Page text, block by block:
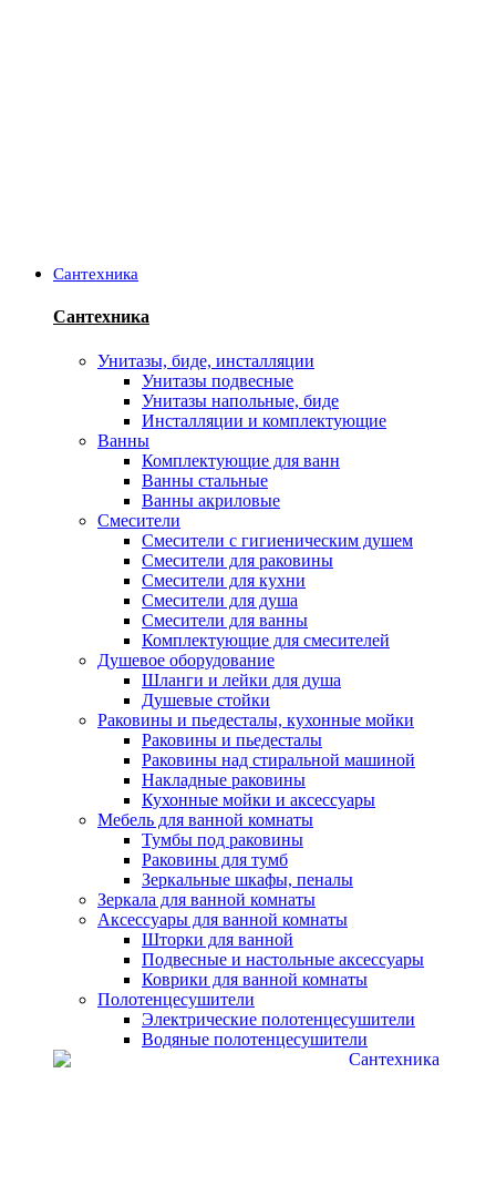
Сантехника
Сантехника
Унитазы, биде, инсталляции
Унитазы подвесные
Унитазы напольные, биде
Инсталляции и комплектующие
Ванны
Комплектующие для ванн
Ванны стальные
Ванны акриловые
Смесители
Смесители с гигиеническим душем
Смесители для раковины
Смесители для кухни
Смесители для душа
Смесители для ванны
Комплектующие для смесителей
Душевое оборудование
Шланги и лейки для душа
Душевые стойки
Раковины и пьедесталы, кухонные мойки
Раковины и пьедесталы
Раковины над стиральной машиной
Накладные раковины
Кухонные мойки и аксессуары
Мебель для ванной комнаты
Тумбы под раковины
Раковины для тумб
Зеркальные шкафы, пеналы
Зеркала для ванной комнаты
Аксессуары для ванной комнаты
Шторки для ванной
Подвесные и настольные аксессуары
Коврики для ванной комнаты
Полотенцесушители
Электрические полотенцесушители
Водяные полотенцесушители